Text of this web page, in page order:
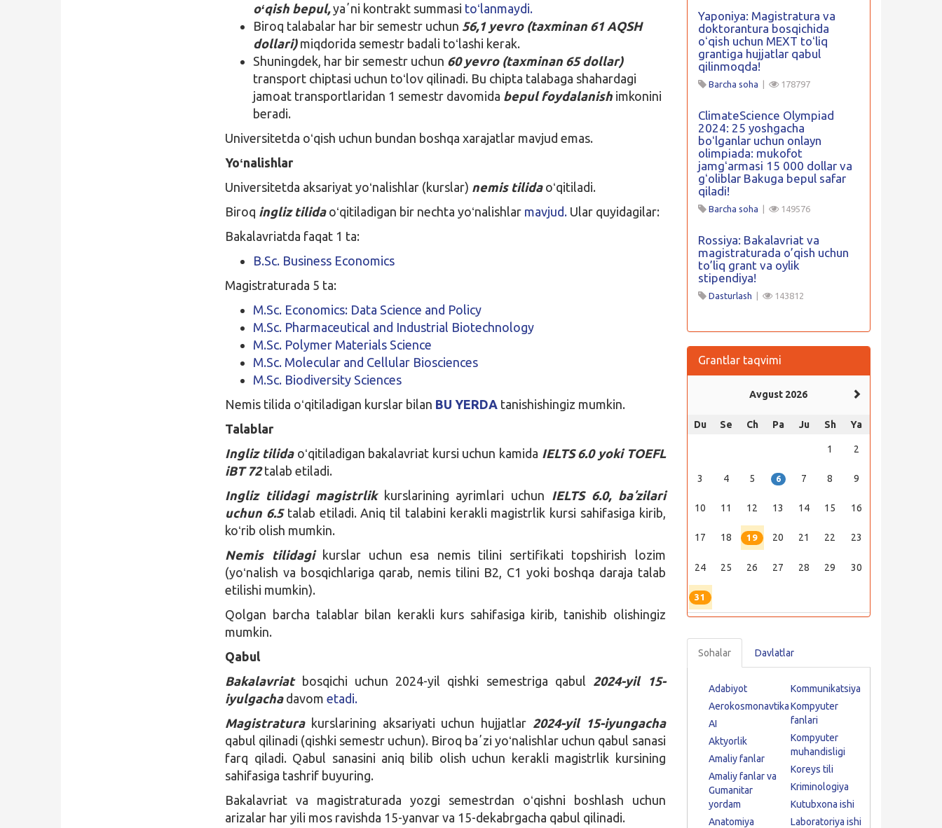
oʻqish bepul,yaʼni kontrakt summasi toʻlanmaydi.
Biroq talabalar har bir semestr uchun 56,1 yevro (taxminan 61 AQSH
dollari)miqdorida semestr badali toʻlashi kerak.
Shuningdek, har bir semestr uchun 60 yevro (taxminan 65 dollar)
transport chiptasi uchun toʻlov qilinadi. Bu chipta talabaga shahardagi
jamoat transportlaridan 1 semestr davomida bepul foydalanish imkonini
beradi.
Universitetda oʻqish uchun bundan boshqa xarajatlar mavjud emas.
Yoʻnalishlar
Universitetda aksariyat yoʻnalishlar (kurslar) nemis tilidaoʻqitiladi.
Biroq ingliz tilidaoʻqitiladigan bir nechta yoʻnalishlar mavjud. Ular quyidagilar:
Bakalavriatda faqat 1 ta:
B.Sc. Business Economics
Magistraturada 5 ta:
M.Sc. Economics: Data Science and Policy
M.Sc. Pharmaceutical and Industrial Biotechnology
M.Sc. Polymer Materials Science
M.Sc. Molecular and Cellular Biosciences
M.Sc. Biodiversity Sciences
Nemis tilida oʻqitiladigan kurslar bilan BU YERDA tanishishingiz mumkin.
Talablar
Ingliz tilida oʻqitiladigan bakalavriat kursi uchun kamida IELTS 6.0 yoki TOEFL
iBT 72talab etiladi.
Ingliz tilidagi magistrlikkurslarining ayrimlari uchun
IELTS 6.0, baʼzilari
uchun 6.5talab etiladi. Aniq til talabini kerakli magistrlik kursi sahifasiga kirib,
koʻrib olish mumkin.
Nemis tilidagikurslar uchun esa nemis tilini sertifikati topshirish lozim
(yoʻnalish va bosqichlariga qarab, nemis tilini B2, C1 yoki boshqa daraja talab
etilishi mumkin).
Qolgan barcha talablar bilan kerakli kurs sahifasiga kirib, tanishib olishingiz
mumkin.
Qabul
Bakalavriat bosqichi uchun 2024-yil qishki semestriga qabul 2024-yil 15-
iyulgachadavometadi.
Magistratura kurslarining aksariyati uchun hujjatlar 2024-yil 15-iyungacha
qabul qilinadi (qishki semestr uchun). Biroq baʼzi yoʻnalishlar uchun qabul sanasi
farq qiladi. Qabul sanasini aniq bilib olish uchun kerakli magistrlik kursining
sahifasiga tashrif buyuring.
Bakalavriat va magistraturada yozgi semestrdan oʻqishni boshlash uchun
arizalar har yili mos ravishda 15-yanvar va 15-dekabrgacha qabul qilinadi.
Yaponiya: Magistratura va
doktorantura bosqichida
oʻqish uchun MEXT toʻliq
grantiga hujjatlar qabul
qilinmoqda!
Barcha soha 178797
ClimateScience Olympiad
2024: 25 yoshgacha
boʻlganlar uchun onlayn
olimpiada: mukofot
jamgʻarmasi 15 000 dollar va
gʻoliblar Bakuga bepul safar
qiladi!
Barcha soha 149576
Rossiya: Bakalavriat va
magistraturada o’qish uchun
to’liq grant va oylik
stipendiya!
Dasturlash 143812
Grantlar taqvimi
Avgust 2026
Du Se Ch Pa Ju Sh Ya
1 2
3 4 5 6 7 8 9
10 11 12 13 14 15 16
17 18 19 20 21 22 23
24 25 26 27 28 29 30
31
Sohalar Davlatlar
Adabiyot
Aerokosmonavtika
AI
Aktyorlik
Amaliy fanlar
Amaliy fanlar va
Gumanitar
yordam
Anatomiya
Kommunikatsiya
Kompyuter
fanlari
Kompyuter
muhandisligi
Koreys tili
Kriminologiya
Kutubxona ishi
Laboratoriya ishi